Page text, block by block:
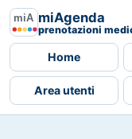
miAgenda
prenotazioni
Home
Area utenti